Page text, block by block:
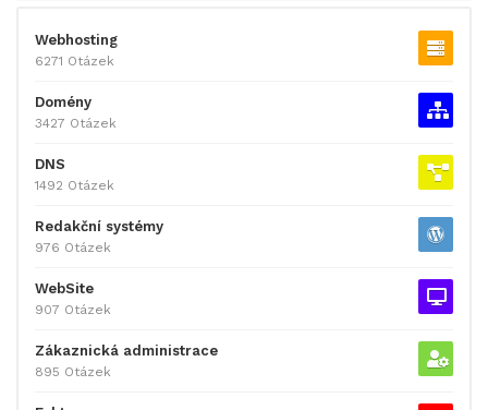
Webhosting
6271 Otázek
Domény
3427 Otázek
DNS
1492 Otázek
Redakční systémy
976 Otázek
WebSite
907 Otázek
Zákaznická administrace
895 Otázek